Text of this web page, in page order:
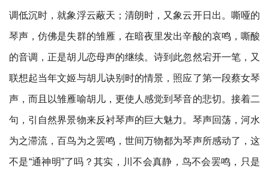
调低沉时，就象浮云蔽天；清朗时，又象云开日出。嘶哑的
琴声，仿佛是失群的雏雁，在暗夜里发出辛酸的哀鸣，嘶酸
的音调，正是胡儿恋母声的继续。诗到此忽然宕开一笔，又
联想起当年文姬与胡儿诀别时的情景，照应了第一段蔡女琴
声，而且以雏雁喻胡儿，更使人感觉到琴音的悲切。接着二
句，引自然界景物来反衬琴声的巨大魅力。琴声回荡，河水
为之滞流，百鸟为之罢鸣，世间万物都为琴声所感动了，这
不是“通神明”了吗？其实，川不会真静，鸟不会罢鸣，只是